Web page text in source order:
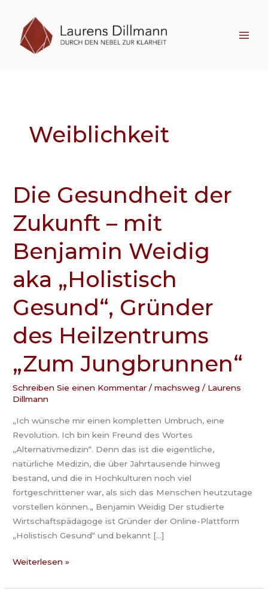
springen
Weiblichkeit
Die Gesundheit der
Zukunft – mit
Benjamin Weidig
aka „Holistisch
Gesund“, Gründer
des Heilzentrums
„Zum Jungbrunnen“
Schreiben Sie einen Kommentar /machsweg / Laurens
Dillmann
„Ich wünsche mir einen kompletten Umbruch, eine
Revolution. Ich bin kein Freund des Wortes
„Alternativmedizin“. Denn das ist die eigentliche,
natürliche Medizin, die über Jahrtausende hinweg
bestand, und die in Hochkulturen noch viel
fortgeschrittener war, als sich das Menschen heutzutage
vorstellen können.„ Benjamin Weidig Der studierte
Wirtschaftspädagoge ist Gründer der Online-Plattform
„Holistisch Gesund“ und bekannt […]
Die
Gesundheit
der
Zukunft
–
mit
Benjamin
Weidig
aka
„Holistisch
Gesund“,
Gründer
des
Heilzentrums
„Zum
Jungbrunnen“
Weiterlesen »